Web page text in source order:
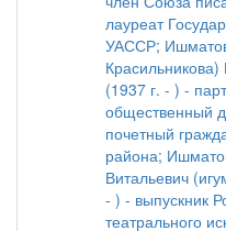
лауреат
УАССР;
(1937 г. - ) -
общественный
почетный
района;
Витальевич
- ) - выпускник
театрального